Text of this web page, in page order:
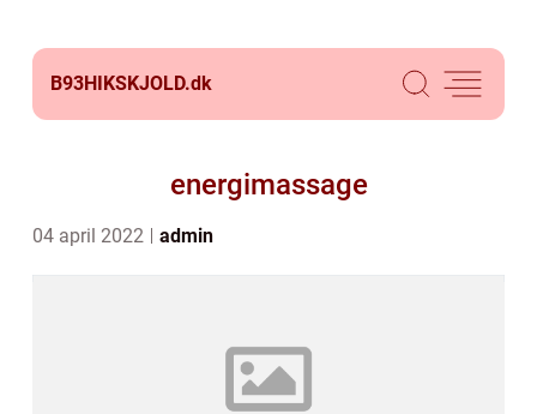
B93HIKSKJOLD.dk
energimassage
04 april 2022 admin